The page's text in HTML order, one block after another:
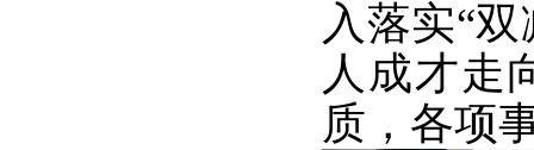
入落实“
人成才走
质，各项